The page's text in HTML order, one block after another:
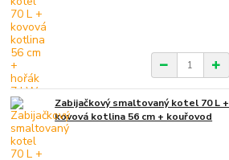
Zabijačkový smaltovaný kotel 70 L +
kovová kotlina 56 cm + kouřovod